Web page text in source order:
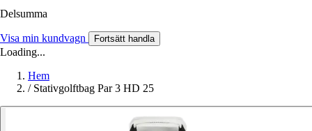
Delsumma
Visa min kundvagn Fortsätt handla
Loading...
Hem
/ Stativgolftbag Par 3 HD 25